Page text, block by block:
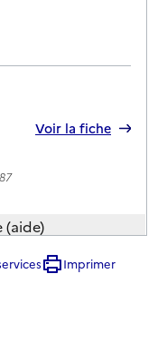
Voir la fiche
(aide)
Imprimer